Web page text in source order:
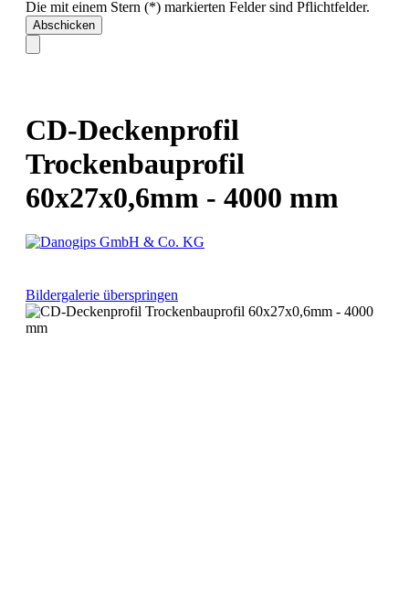
Die mit einem Stern (*) markierten Felder sind Pflichtfelder.
Abschicken
CD-Deckenprofil
Trockenbauprofil
60x27x0,6mm - 4000 mm
Bildergalerie überspringen